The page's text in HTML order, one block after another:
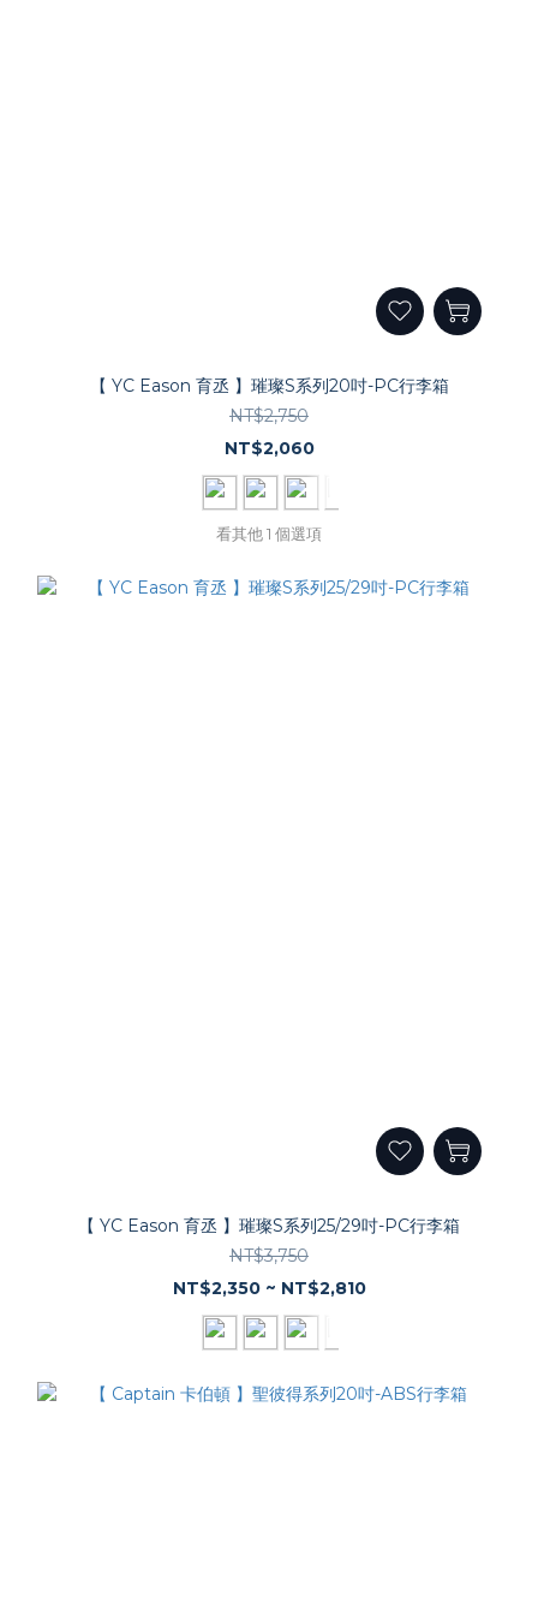
【 YC Eason 育丞 】璀璨S系列20吋-PC行李箱
NT$2,750
NT$2,060
看其他 1 個選項
【 YC Eason 育丞 】璀璨S系列25/29吋-PC行李箱
NT$3,750
NT$2,350 ~ NT$2,810